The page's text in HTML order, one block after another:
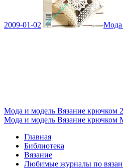
2009-01-02 Мода
Мода и модель Вязание крючком
Мода и модель Вязание крючком
Главная
Библиотека
Вязание
Любимые журналы по